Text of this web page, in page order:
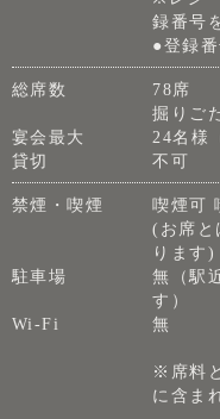
録番号
●登録
総席数
78席
掘りご
宴会最大
24名様
貸切
不可
禁煙・喫煙
喫煙可
(お席と
ります)
駐車場
無（駅
す）
Wi-Fi
無
※席料
に含ま